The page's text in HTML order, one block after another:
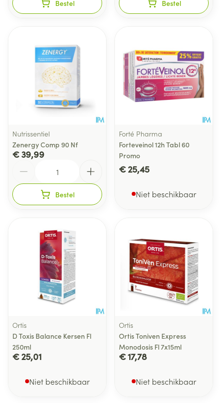
Bestel Bestel
Nutrissentiel
Zenergy Comp 90 Nf
€ 39,99
Bestel
Forté Pharma
Forteveinol 12h Tabl 60
Promo
€ 25,45
Niet beschikbaar
Ortis
D Toxis Balance Kersen Fl
250ml
€ 25,01
Niet beschikbaar
Ortis
Ortis Toniven Express
Monodosis Fl 7x15ml
€ 17,78
Niet beschikbaar